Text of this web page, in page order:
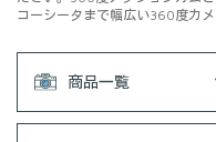
コーシータまで幅広い360度カ
商品一覧